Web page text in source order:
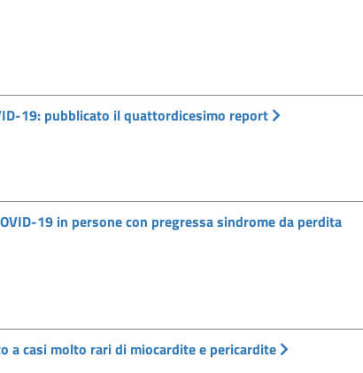
19: pubblicato il quattordicesimo report
19 in persone con pregressa sindrome da perdita
a casi molto rari di miocardite e pericardite